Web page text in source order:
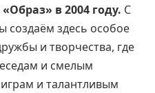
в 2004 году. С
создаём здесь особое
и творчества, где
и смелым
и талантливым